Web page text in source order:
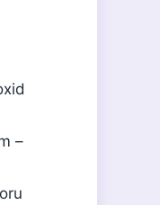
–